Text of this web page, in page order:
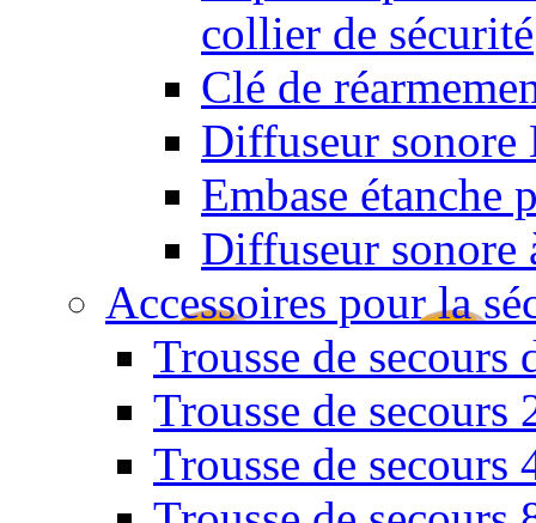
collier de sécurité
Clé de
Diffuseur sonore
Embase étanche
Diffuseur sonore
Accessoires pour la
Trousse de secours
Trousse de secours
Trousse de secours